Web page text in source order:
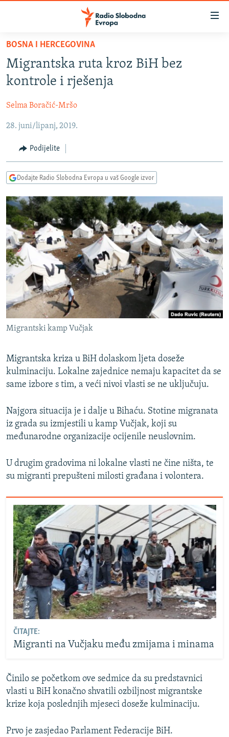
Pređite
glavni
sadržaj
na
navigaciju
Pređite
pretragu
BOSNA I HERCEGOVINA
KOSOVO
CRNA GORA
VIZUELNO
FOTOGALERIJE
INFOGRAFIKE
PODCASTI
RAT U UKRAJINI
KINA NA BALKANU
RSE PRIČE IZ SVIJETA
ISPRIČAJ MI
DNEVNO@RSE
SPECIJALI RSE
VIŠE OD NASLOVA
GENOCID U SREBRENICI
POPLAVE I KLIZIŠTA U BIH 2024.
POST SCRIPTUM
MOJA EVROPA
TRI DECENIJE OD RATA U BIH
SVE KARTE DEJTONA
NASTANAK I RASPAD JUGOSLAVIJE
PRATITE NAS
Sve RFE/RL stranice
BOSNA I HERCEGOVINA
Migrantska ruta kroz BiH bez
kontrole i rješenja
Selma Boračić-Mršo
28. juni/lipanj, 2019.
Podijelite
Dodajte Radio Slobodna Evropa u vaš Google izvor
Migrantski kamp Vučjak
Migrantska kriza u BiH dolaskom ljeta doseže
kulminaciju. Lokalne zajednice nemaju kapacitet da se
same izbore s tim, a veći nivoi vlasti se ne uključuju.
Najgora situacija je i dalje u Bihaću. Stotine migranata
iz grada su izmjestili u kamp Vučjak, koji su
međunarodne organizacije ocijenile neuslovnim.
U drugim gradovima ni lokalne vlasti ne čine ništa, te
su migranti prepušteni milosti građana i volontera.
ČITAJTE:
Migranti na Vučjaku među zmijama i minama
Činilo se početkom ove sedmice da su predstavnici
vlasti u BiH konačno shvatili ozbiljnost migrantske
krize koja poslednjih mjeseci doseže kulminaciju.
Prvo je zasjedao Parlament Federacije BiH.